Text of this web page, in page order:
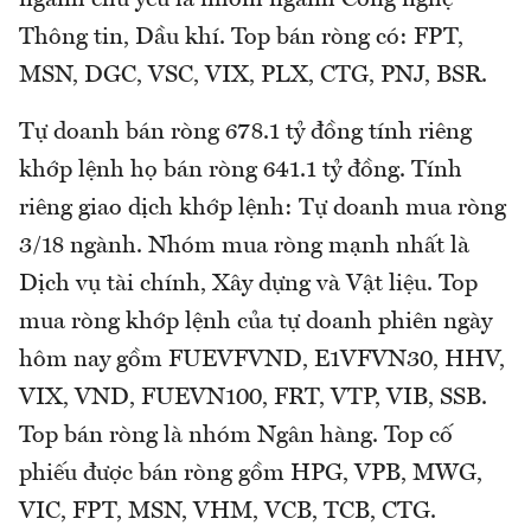
Thông tin, Dầu khí. Top bán ròng có: FPT,
MSN, DGC, VSC, VIX, PLX, CTG, PNJ, BSR.
Tự doanh bán ròng 678.1 tỷ đồng tính riêng
khớp lệnh họ bán ròng 641.1 tỷ đồng. Tính
riêng giao dịch khớp lệnh: Tự doanh mua ròng
3/18 ngành. Nhóm mua ròng mạnh nhất là
Dịch vụ tài chính, Xây dựng và Vật liệu. Top
mua ròng khớp lệnh của tự doanh phiên ngày
hôm nay gồm FUEVFVND, E1VFVN30, HHV,
VIX, VND, FUEVN100, FRT, VTP, VIB, SSB.
Top bán ròng là nhóm Ngân hàng. Top cố
phiếu được bán ròng gồm HPG, VPB, MWG,
VIC, FPT, MSN, VHM, VCB, TCB, CTG.